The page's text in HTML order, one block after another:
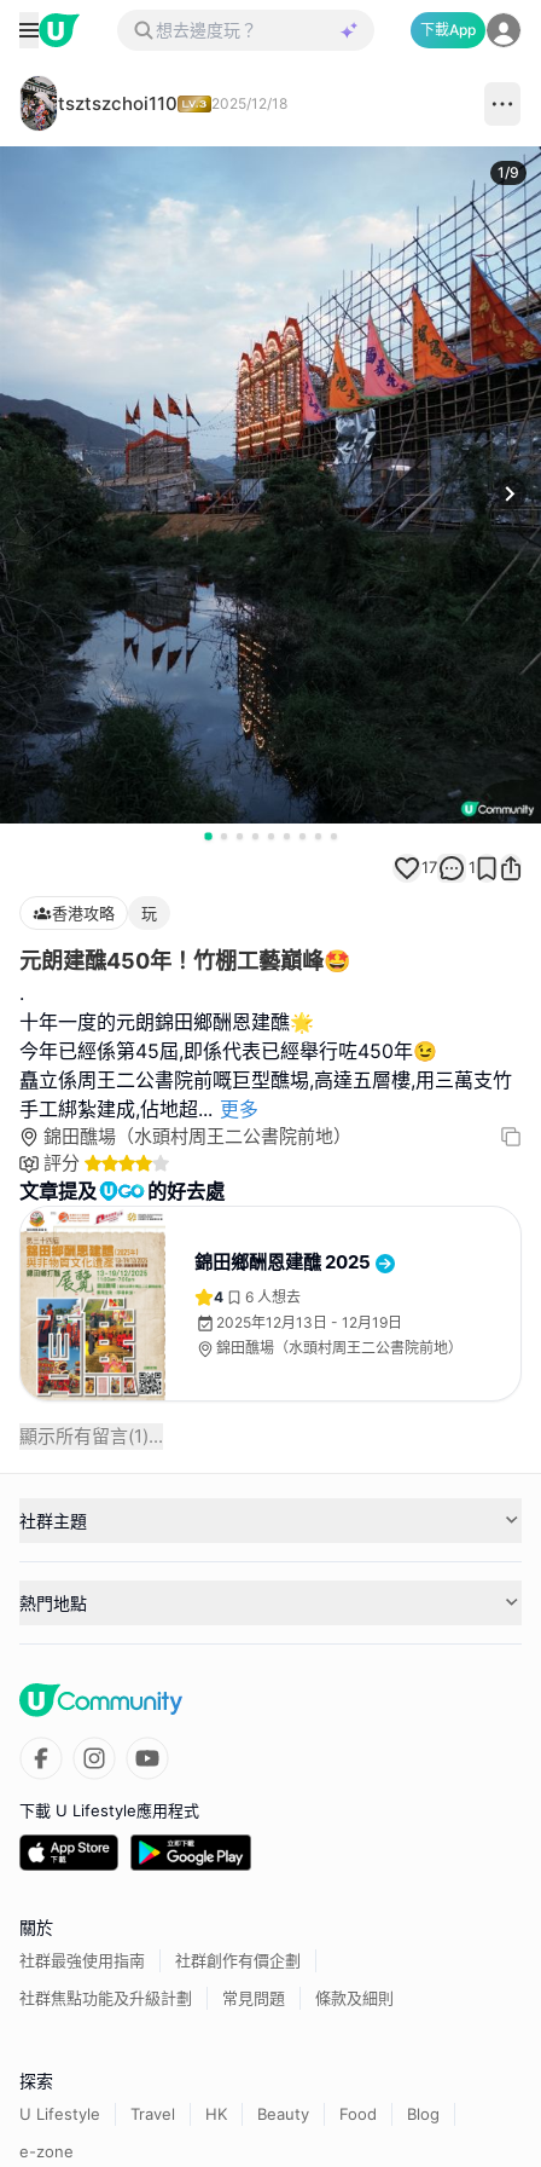
下載App
tsztszchoi110 2025/12/18
1/9
17 1
香港攻略 玩
元朗建醮450年！竹棚工藝巔峰🤩
.
十年一度的元朗錦田鄉酬恩建醮🌟
今年已經係第45屆,即係代表已經舉行咗450年😉
矗立係周王二公書院前嘅巨型醮埸,高達五層樓,用三萬支竹
手工綁紮建成,佔地超... 更多
錦田醮場（水頭村周王二公書院前地）
評分
文章提及 的好去處
錦田鄉酬恩建醮 2025
4 6 人想去
2025年12月13日 - 12月19日
錦田醮場（水頭村周王二公書院前地）
顯示所有留言(1)...
社群主題
熱門地點
下載 U Lifestyle應用程式
關於
社群最強使用指南
社群創作有價企劃
社群焦點功能及升級計劃
常見問題 條款及細則
探索
U Lifestyle Travel HK Beauty Food
Blog
e-zone